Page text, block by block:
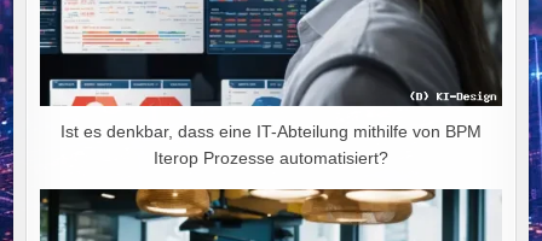
Ist es denkbar, dass eine IT-Abteilung mithilfe von BPM
Iterop Prozesse automatisiert?